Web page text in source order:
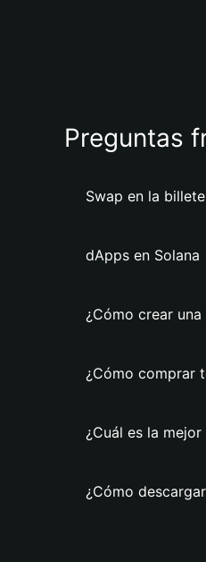
Preguntas
Swap en la
dApps en Solana
¿Cómo crear
¿Cómo comprar
¿Cuál es la
¿Cómo